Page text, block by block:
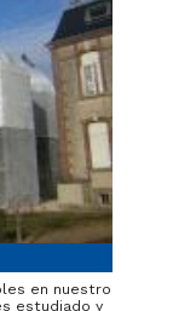
en nuestro
estudiado y